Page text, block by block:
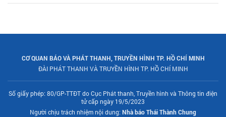
CƠ QUAN BÁO VÀ PHÁT THANH, TRUYỀN HÌNH TP. HỒ CHÍ MINH
ĐÀI PHÁT THANH VÀ TRUYỀN HÌNH TP. HỒ CHÍ MINH
Số giấy phép: 80/GP-TTĐT do Cục Phát thanh, Truyền hình và Thông tin điện
tử cấp ngày 19/5/2023
Người chịu trách nhiệm nội dung: Nhà báo Thái Thành Chung